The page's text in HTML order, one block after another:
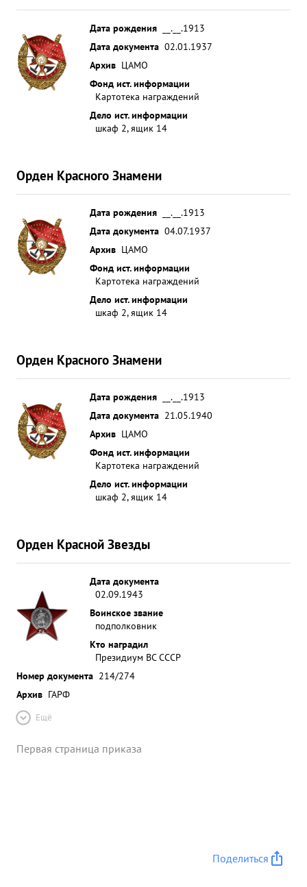
Дата рождения
__.__.1913
Дата документа 02.01.1937
Архив ЦАМО
Фонд ист. информации
Картотека награждений
Дело ист. информации
шкаф 2, ящик 14
Орден Красного Знамени
Дата рождения
__.__.1913
Дата документа 04.07.1937
Архив ЦАМО
Фонд ист. информации
Картотека награждений
Дело ист. информации
шкаф 2, ящик 14
Орден Красного Знамени
Дата рождения
__.__.1913
Дата документа 21.05.1940
Архив ЦАМО
Фонд ист. информации
Картотека награждений
Дело ист. информации
шкаф 2, ящик 14
Орден Красной Звезды
Дата документа
02.09.1943
Воинское звание
подполковник
Кто наградил
Президиум ВС СССР
Номер документа 214/274
Архив ГАРФ
Ещё
Первая страница приказа
Поделиться